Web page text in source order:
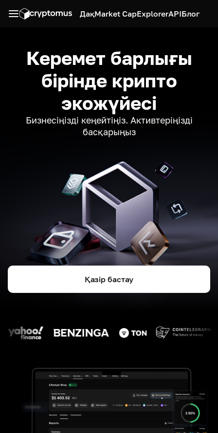
ДақMarket CapExplorerAPIБлог
Керемет барлығы
бірінде крипто
экожүйесі
Бизнесіңізді кеңейтіңіз. Активтеріңізді
басқарыңыз
Қазір бастау